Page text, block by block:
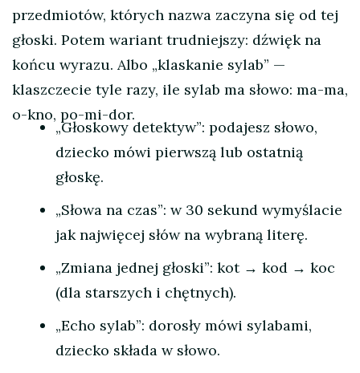
przedmiotów, których nazwa zaczyna się od tej
głoski. Potem wariant trudniejszy: dźwięk na
końcu wyrazu. Albo „klaskanie sylab” —
klaszczecie tyle razy, ile sylab ma słowo: ma-ma,
o-kno, po-mi-dor.
„Głoskowy detektyw”: podajesz słowo,
dziecko mówi pierwszą lub ostatnią
głoskę.
„Słowa na czas”: w 30 sekund wymyślacie
jak najwięcej słów na wybraną literę.
„Zmiana jednej głoski”: kot → kod → koc
(dla starszych i chętnych).
„Echo sylab”: dorosły mówi sylabami,
dziecko składa w słowo.